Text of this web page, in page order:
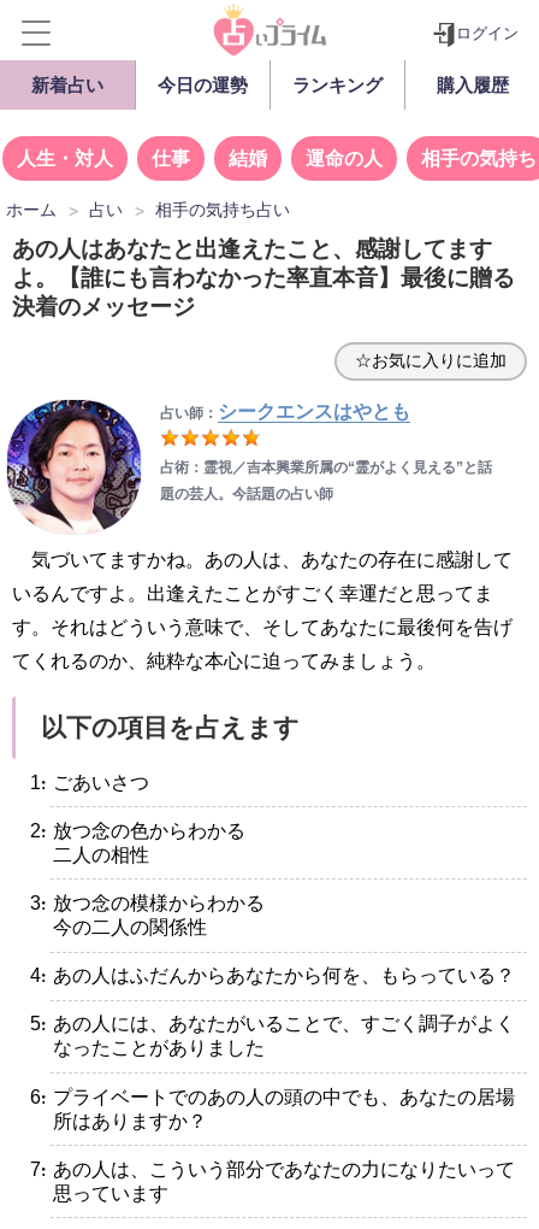
ログイン
新着占い 今日の運勢 ランキング 購入履歴
人生・対人 仕事 結婚 運命の人 相手の気持ち
ホーム 占い 相手の気持ち占い
あの人はあなたと出逢えたこと、感謝してます
よ。【誰にも言わなかった率直本音】最後に贈る
決着のメッセージ
☆お気に入りに追加
占い師： シークエンスはやとも
占術：霊視／吉本興業所属の“霊がよく見える”と話
題の芸人。今話題の占い師
気づいてますかね。あの人は、あなたの存在に感謝して
いるんですよ。出逢えたことがすごく幸運だと思ってま
す。それはどういう意味で、そしてあなたに最後何を告げ
てくれるのか、純粋な本心に迫ってみましょう。
以下の項目を占えます
・ごあいさつ
・放つ念の色からわかる
二人の相性
・放つ念の模様からわかる
今の二人の関係性
・あの人はふだんからあなたから何を、もらっている？
・あの人には、あなたがいることで、すごく調子がよく
なったことがありました
・プライベートでのあの人の頭の中でも、あなたの居場
所はありますか？
・あの人は、こういう部分であなたの力になりたいって
思っています